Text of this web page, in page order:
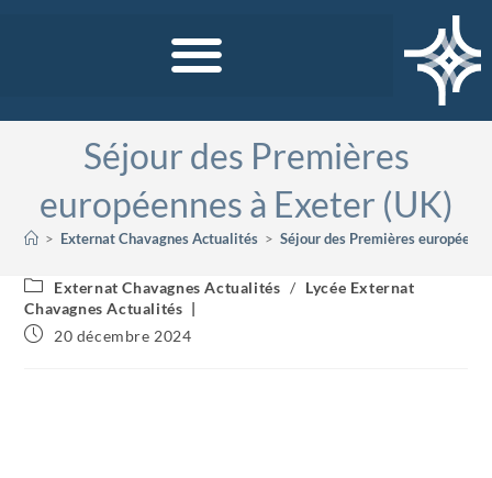
Séjour des Premières
européennes à Exeter (UK)
> Externat Chavagnes Actualités > Séjour des Premières
Externat Chavagnes Actualités / Lycée Externat
Chavagnes Actualités
20 décembre 2024